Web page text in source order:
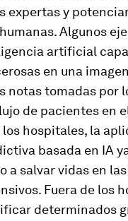
expertas y
Algunos
artificial
en una
notas tomadas por
de pacientes en
los hospitales, la
basada en IA
a salvar vidas en
Fuera de los
determinados